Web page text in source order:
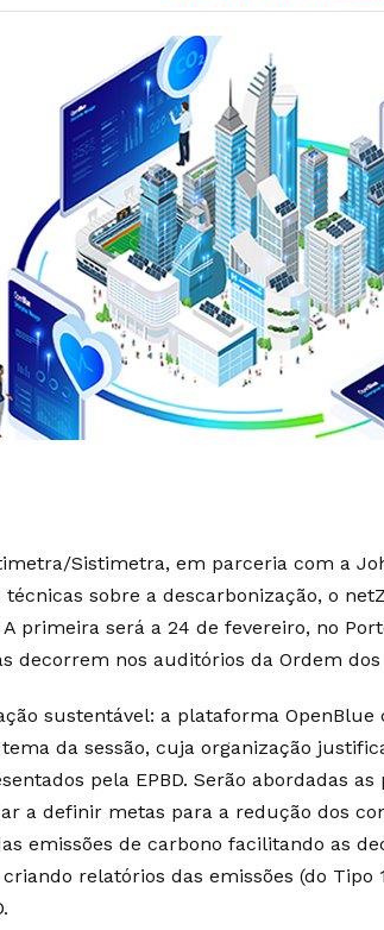
Sistimetra, em parceria com a
técnicas sobre a descarbonização, o
primeira será a 24 de fevereiro, no
decorrem nos auditórios da Ordem dos
sustentável: a plataforma
da sessão, cuja organização
pela EPBD. Serão abordadas
a definir metas para a redução dos
emissões de carbono facilitando as
relatórios das emissões (do